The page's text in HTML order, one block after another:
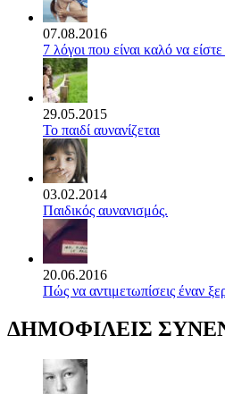
07.08.2016
7 λόγοι που είναι καλό να
29.05.2015
Το παιδί αυνανίζεται
03.02.2014
Παιδικός αυνανισμός.
20.06.2016
Πώς να αντιμετωπίσεις έναν
ΔΗΜΟΦΙΛΕΙΣ